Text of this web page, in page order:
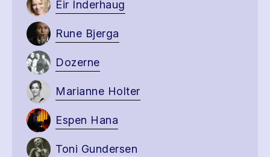
Eir Inderhaug
Rune Bjerga
Dozerne
Marianne Holter
Espen Hana
Toni Gundersen